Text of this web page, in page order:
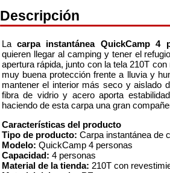
Descripción
Lacarpa instantánea QuickCamp 4
quieren llegar al camping y tener el
apertura rápida, junto con la tela 210T
muy buena protección frente a lluvia y
mantener el interior más seco y aislado
fibra de vidrio y acero aporta
haciendo de esta carpa una gran
Características del producto
Tipo de producto: Carpa instantánea de
Modelo: QuickCamp 4 personas
Capacidad: 4 personas
Material de la tienda: 210T con